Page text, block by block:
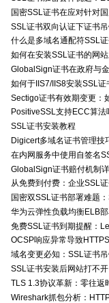
国密SSL证书在应对针对
SSL证书双向认证下证书
什么是多域名通配符SSL证
如何在安装SSL证书的网
GlobalSign证书在政府与
如何于IIS7/IIS8安装SSL证
Sectigo证书有效期变更：
PositiveSSL支持ECC算
SSL证书安装教程
Digicert多域名证书管理技
在内网服务中使用自签名
GlobalSign证书赔付机制
从免费到付费：企业SSL
国密双SSL证书部署难题
华为云弹性负载均衡ELB
免费SSL证书到期提醒：
OCSP响应异常导致
域名变更必知：SSL证书
SSL证书安装后网站打不
TLS 1.3协议革新：零往返
Wireshark抓包分析：